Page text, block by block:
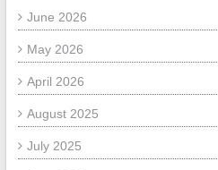
June 2026
May 2026
April 2026
August 2025
July 2025